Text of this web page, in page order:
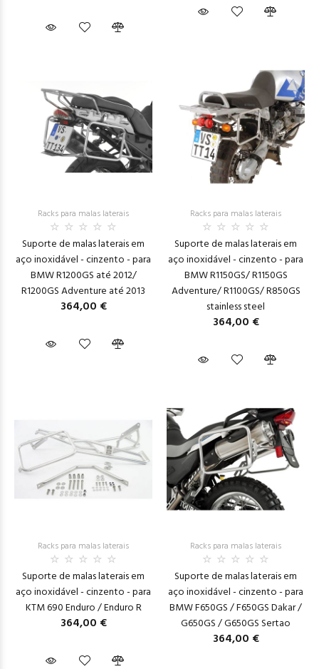
Racks para malas laterais
Suporte de malas laterais em
aço inoxidável - cinzento - para
BMW R1200GS até 2012/
R1200GS Adventure até 2013
364,00 €
Racks para malas laterais
Suporte de malas laterais em
aço inoxidável - cinzento - para
BMW R1150GS/ R1150GS
Adventure/ R1100GS/ R850GS
stainless steel
364,00 €
Racks para malas laterais
Suporte de malas laterais em
aço inoxidável - cinzento - para
KTM 690 Enduro / Enduro R
364,00 €
Racks para malas laterais
Suporte de malas laterais em
aço inoxidável - cinzento - para
BMW F650GS / F650GS Dakar /
G650GS / G650GS Sertao
364,00 €